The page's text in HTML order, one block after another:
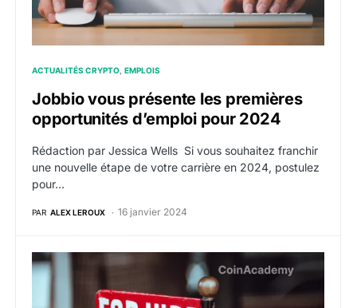
ACTUALITÉS CRYPTO EMPLOIS
Jobbio vous présente les premières
opportunités d’emploi pour 2024
Rédaction par Jessica Wells Si vous souhaitez franchir
une nouvelle étape de votre carrière en 2024, postulez
pour…
PAR ALEX LEROUX 16 janvier 2024
Offres d’emploi web3 crypto de la semaine du 15